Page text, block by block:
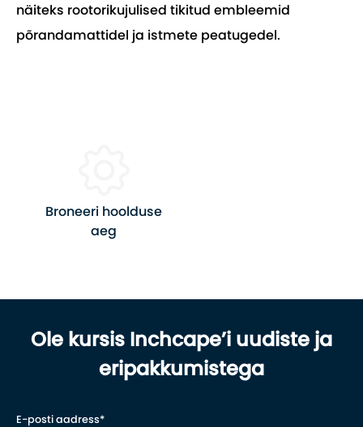
näiteks rootorikujulised tikitud embleemid
põrandamattidel ja istmete peatugedel.
Broneeri hoolduse
aeg
Ole kursis Inchcape’i uudiste ja
eripakkumistega
E-posti aadress*